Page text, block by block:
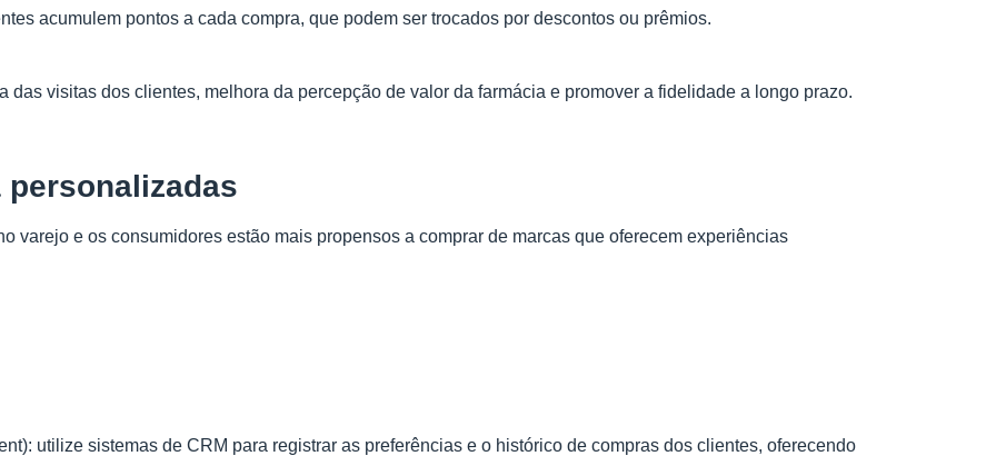
acumulem pontos a cada compra, que podem ser trocados por descontos ou prêmios.
das visitas dos clientes, melhora da percepção de valor da farmácia e promover a fidelidade a longo prazo.
varejo e os consumidores estão mais propensos a comprar de marcas que oferecem experiências
utilize sistemas de CRM para registrar as preferências e o histórico de compras dos clientes, oferecendo